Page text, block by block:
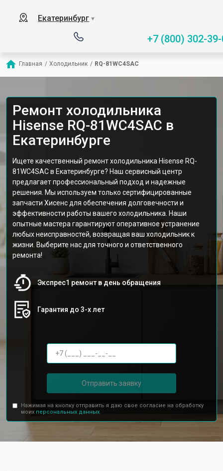
Екатеринбург ▼
+7 (800) 302-
Главная / Холодильник / RQ-81WC4SAC
Ремонт холодильника
Hisense RQ-81WC4SAC в
Екатеринбурге
Ищете качественный ремонт холодильника Hisense RQ-
81WC4SAC в Екатеринбурге? Наш сервисный центр
предлагает профессиональный подход и надежные
решения. Мы используем только сертифицированные
запчасти Хисенс для обеспечения долговечности и
эффективности работы вашего холодильника. Наши
опытные мастера гарантируют оперативное устранение
любых неисправностей, возвращая ваш холодильник к
жизни. Выберите нас для точного и ответственного
ремонта!
Экспрес1 ремонт в день обращения
Гарантия до 3-х лет
Отправить заявку
Нажимая на кнопку отправить я даю свое согласие на обработку
моих персональных данных.